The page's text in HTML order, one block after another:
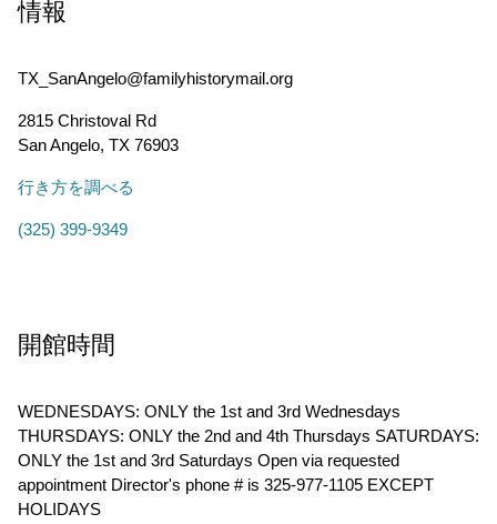
情報
TX_SanAngelo@familyhistorymail.org
2815 Christoval Rd
San Angelo, TX 76903
行き方を調べる
(325) 399-9349
開館時間
WEDNESDAYS: ONLY the 1st and 3rd Wednesdays
THURSDAYS: ONLY the 2nd and 4th Thursdays SATURDAYS:
ONLY the 1st and 3rd Saturdays Open via requested
appointment Director's phone # is 325-977-1105 EXCEPT
HOLIDAYS